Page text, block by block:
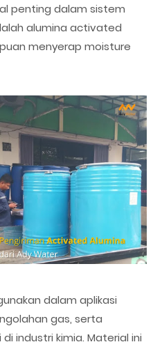
penting dalam sistem
alumina activated
menyerap moisture
dalam aplikasi
gas, serta
industri kimia. Material ini